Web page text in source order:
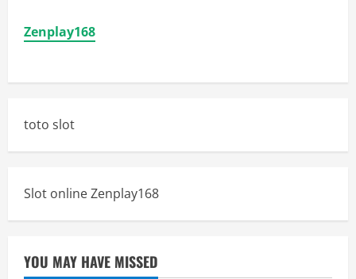
Zenplay168
toto slot
Slot online Zenplay168
YOU MAY HAVE MISSED